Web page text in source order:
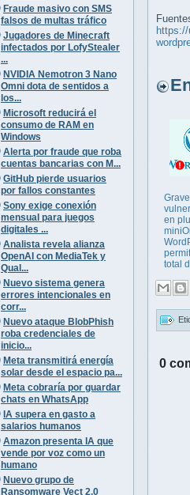
Fraude masivo con SMS
falsos de multas tráfico
Jugadores de Minecraft
infectados por LofyStealer
...
NVIDIA Nemotron 3 Nano
Omni dota de sentidos a
los...
Microsoft reducirá el
consumo de RAM en
Windows
Alerta por fraude que roba
cuentas bancarias con M...
GitHub pierde usuarios
por fallos constantes
Sony exige conexión
mensual para juegos
digitales ...
Analista revela alianza
OpenAI con MediaTek y
Qual...
Nuevo sistema genera
errores intencionales en
corr...
Nuevo ataque BlobPhish
roba credenciales de
inicio...
Meta transmitirá energía
solar desde el espacio pa...
Meta cobraría por guardar
chats en WhatsApp
IA supera en gasto a
salarios humanos
Amazon presenta IA que
vende por voz como un
humano
Nuevo grupo de
Ransomware Vect 2.0
Grave
en
total
0